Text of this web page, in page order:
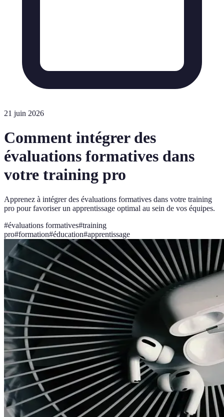
21 juin 2026
Comment intégrer des
évaluations formatives dans
votre training pro
Apprenez à intégrer des évaluations formatives dans votre training
pro pour favoriser un apprentissage optimal au sein de vos équipes.
#évaluations formatives#training
pro#formation#éducation#apprentissage